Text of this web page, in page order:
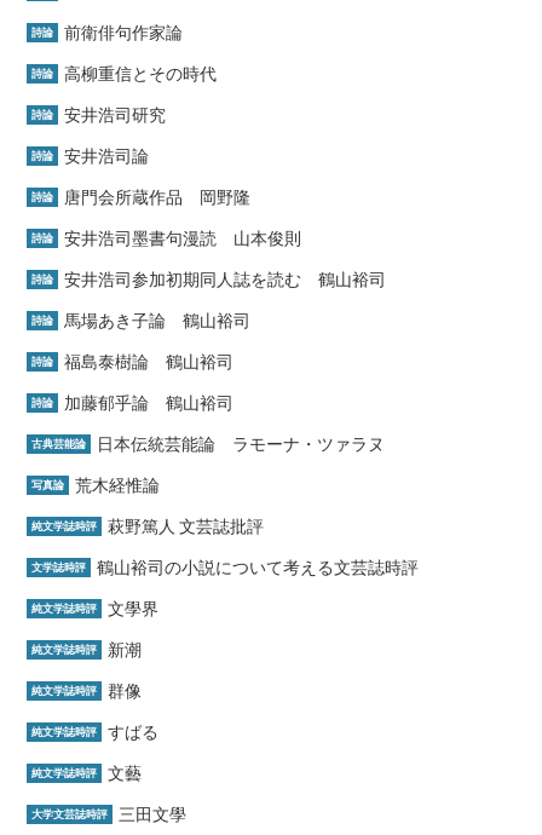
詩論 前衛俳句作家論
詩論 高柳重信とその時代
詩論 安井浩司研究
詩論 安井浩司論
詩論 唐門会所蔵作品 岡野隆
詩論 安井浩司墨書句漫読 山本俊則
詩論 安井浩司参加初期同人誌を読む 鶴山裕司
詩論 馬場あき子論 鶴山裕司
詩論 福島泰樹論 鶴山裕司
詩論 加藤郁乎論 鶴山裕司
古典芸能論 日本伝統芸能論 ラモーナ・ツァラヌ
写真論 荒木経惟論
純文学誌時評 萩野篤人 文芸誌批評
文学誌時評 鶴山裕司の小説について考える文芸誌時評
純文学誌時評 文學界
純文学誌時評 新潮
純文学誌時評 群像
純文学誌時評 すばる
純文学誌時評 文藝
大学文芸誌時評 三田文學